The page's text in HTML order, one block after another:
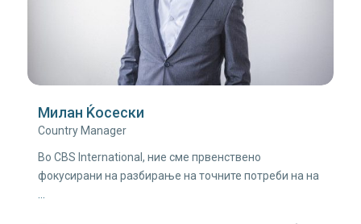
Милан Ќосески
Country Manager
Во CBS International, ние сме првенствено
фокусирани на разбирање на точните потреби на на
...